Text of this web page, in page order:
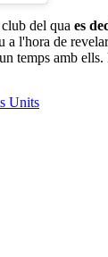
del qua es
a l'hora de
temps amb